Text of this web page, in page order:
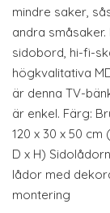
mindre saker,
andra
sidobord, hi-fi-
högkvalitativa
är denna TV-
är enkel. Färg:
120 x 30 x 50 cm
D x H)
lådor med
montering